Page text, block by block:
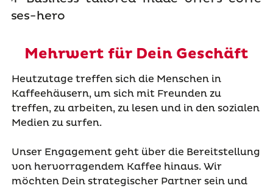
Mehrwert für Dein Geschäft
Heutzutage treffen sich die Menschen in
Kaffeehäusern, um sich mit Freunden zu
treffen, zu arbeiten, zu lesen und in den sozialen
Medien zu surfen.
Unser Engagement geht über die Bereitstellung
von hervorragendem Kaffee hinaus. Wir
möchten Dein strategischer Partner sein und